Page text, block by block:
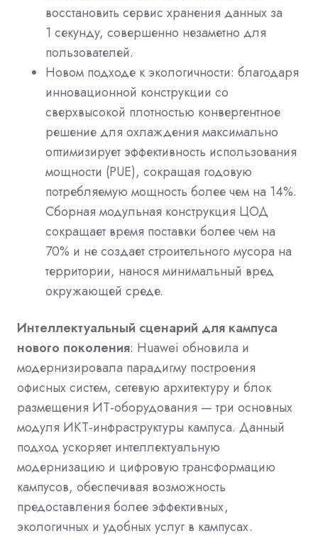
восстановить сервис хранения данных за
1 секунду, совершенно незаметно для
пользователей.
Новом подходе к экологичности: благодаря
инновационной конструкции со
сверхвысокой плотностью конвергентное
решение для охлаждения максимально
оптимизирует эффективность использования
мощности (PUE), сокращая годовую
потребляемую мощность более чем на 14%.
Сборная модульная конструкция ЦОД
сокращает время поставки более чем на
70% и не создает строительного мусора на
территории, нанося минимальный вред
окружающей среде.
Интеллектуальный сценарий для кампуса
нового поколения: Huawei обновила и
модернизировала парадигму построения
офисных систем, сетевую архитектуру и блок
размещения ИТ-оборудования — три основных
модуля ИКТ-инфраструктуры кампуса. Данный
подход ускоряет интеллектуальную
модернизацию и цифровую трансформацию
кампусов, обеспечивая возможность
предоставления более эффективных,
экологичных и удобных услуг в кампусах.